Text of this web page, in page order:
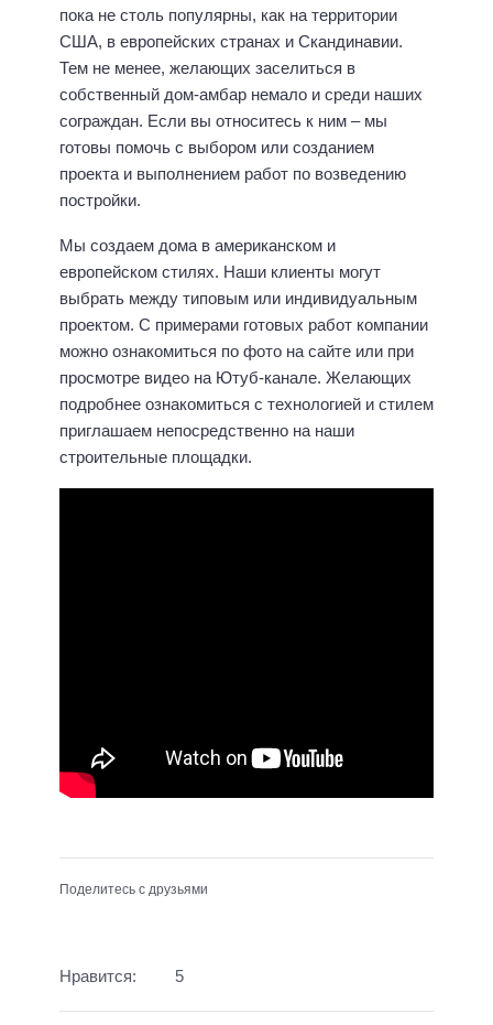
пока не столь популярны, как на территории
США, в европейских странах и Скандинавии.
Тем не менее, желающих заселиться в
собственный дом-амбар немало и среди наших
сограждан. Если вы относитесь к ним – мы
готовы помочь с выбором или созданием
проекта и выполнением работ по возведению
постройки.
Мы создаем дома в американском и
европейском стилях. Наши клиенты могут
выбрать между типовым или индивидуальным
проектом. С примерами готовых работ компании
можно ознакомиться по фото на сайте или при
просмотре видео на Ютуб-канале. Желающих
подробнее ознакомиться с технологией и стилем
приглашаем непосредственно на наши
строительные площадки.
Поделитесь с друзьями
Нравится: 5